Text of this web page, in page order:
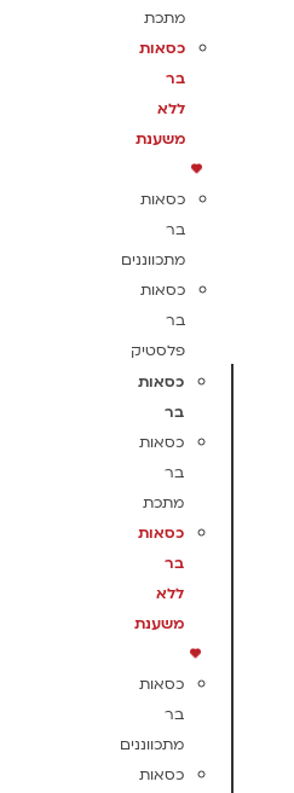
מתכת
כסאות
בר
ללא
משענת
כסאות
בר
מתכווננים
כסאות
בר
פלסטיק
כסאות
בר
כסאות
בר
מתכת
כסאות
בר
ללא
משענת
כסאות
בר
מתכווננים
כסאות